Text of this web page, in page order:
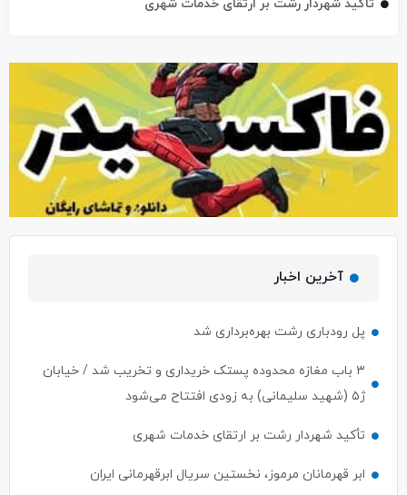
آخرین اخبار
۳ باب مغازه محدوده پستک خریداری و تخریب شد / خیابان
تأکید شهردار رشت بر ارتقای خدمات شهری
ابر قهرمانان مرموز، نخستین سریال ابرقهرمانی ایران
بررسی چالش‌ها و الزامات اجرای قانون ثبت رسمی معاملات